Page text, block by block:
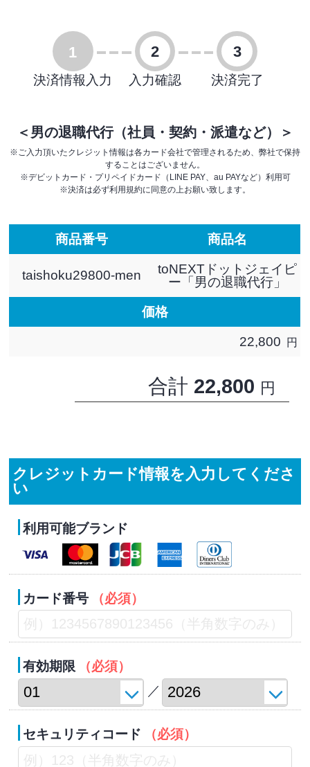
1
決済情報入力
2
入力確認
3
決済完了
＜男の退職代行（社員・契約・派遣など）＞
※ご入力頂いたクレジット情報は各カード会社で管理されるため、弊社で保持
することはございません。
※デビットカード・プリペイドカード（LINE PAY、au PAYなど）利用可
※決済は必ず利用規約に同意の上お願い致します。
商品番号 商品名
taishoku29800-men
toNEXTドットジェイピ
ー「男の退職代行」
価格
22,800 円
合計 22,800 円
クレジットカード情報を入力してくださ
い
利用可能ブランド
カード番号 （必須）
有効期限
（必須）
／
セキュリティコード （必須）